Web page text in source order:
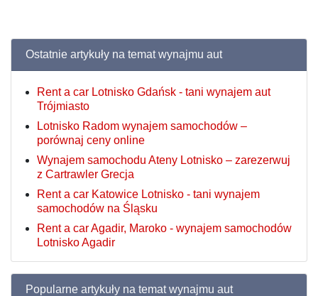
Ostatnie artykuły na temat wynajmu aut
Rent a car Lotnisko Gdańsk - tani wynajem aut
Trójmiasto
Lotnisko Radom wynajem samochodów –
porównaj ceny online
Wynajem samochodu Ateny Lotnisko – zarezerwuj
z Cartrawler Grecja
Rent a car Katowice Lotnisko - tani wynajem
samochodów na Śląsku
Rent a car Agadir, Maroko - wynajem samochodów
Lotnisko Agadir
Popularne artykuły na temat wynajmu aut